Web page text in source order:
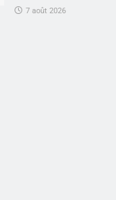
7 août 2026